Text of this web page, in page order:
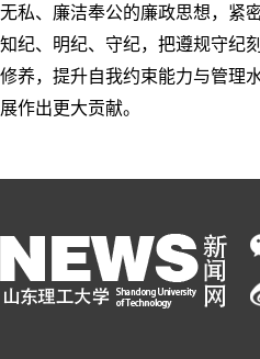
无私、廉洁奉公的廉政思想，紧
知纪、明纪、守纪，把遵规守纪
修养，提升自我约束能力与管理
展作出更大贡献。